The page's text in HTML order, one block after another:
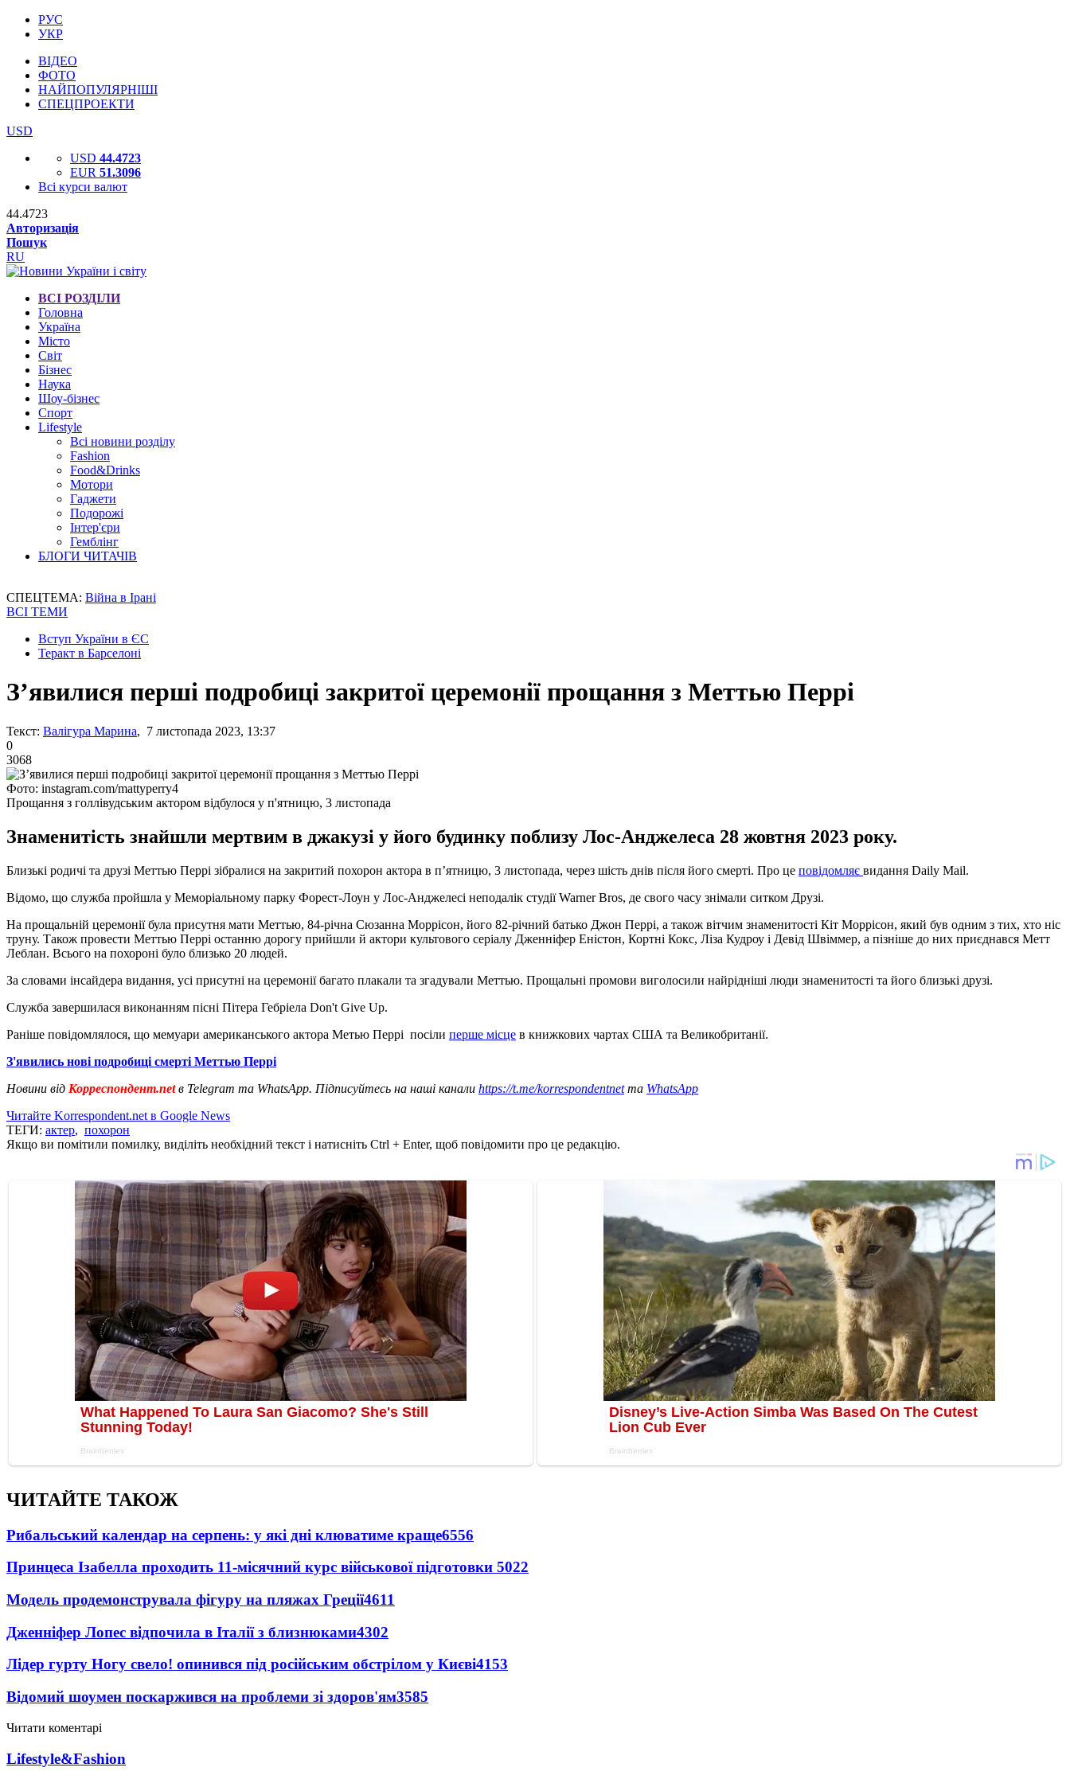
РУС
УКР
ВІДЕО
ФОТО
НАЙПОПУЛЯРНІШІ
СПЕЦПРОЕКТИ
USD
USD 44.4723
EUR 51.3096
Всі курси валют
44.4723
Авторизація
Пошук
RU
ВСІ РОЗДІЛИ
Головна
Україна
Місто
Світ
Бізнес
Наука
Шоу-бізнес
Спорт
Lifestyle
Всі новини розділу
Fashion
Food&Drinks
Мотори
Гаджети
Подорожі
Інтер'єри
Гемблінг
БЛОГИ ЧИТАЧІВ
СПЕЦТЕМА: Війна в Ірані
ВСІ ТЕМИ
Вступ України в ЄС
Теракт в Барселоні
З’явилися перші подробиці закритої церемонії прощання з Меттью Перрі
Текст: Валігура Марина, 7 листопада 2023, 13:37
0
3068
Фото: instagram.com/mattyperry4
Прощання з голлівудським актором відбулося у п'ятницю, 3 листопада
Знаменитість знайшли мертвим в джакузі у його будинку поблизу Лос-Анджелеса 28 жовтня 2023 року.
Близькі родичі та друзі Меттью Перрі зібралися на закритий похорон актора в п’ятницю, 3 листопада, через шість днів після його смерті. Про це повідомляє видання Daily Mail.
Відомо, що служба пройшла у Меморіальному парку Форест-Лоун у Лос-Анджелесі неподалік студії Warner Bros, де свого часу знімали ситком Друзі.
На прощальній церемонії була присутня мати Меттью, 84-річна Сюзанна Моррісон, його 82-річний батько Джон Перрі, а також вітчим знаменитості Кіт Моррісон, який був одним з тих, хто ніс
труну. Також провести Меттью Перрі останню дорогу прийшли й актори культового серіалу Дженніфер Еністон, Кортні Кокс, Ліза Кудроу і Девід Швіммер, а пізніше до них приєднався Метт
Леблан. Всього на похороні було близько 20 людей.
За словами інсайдера видання, усі присутні на церемонії багато плакали та згадували Меттью. Прощальні промови виголосили найрідніші люди знаменитості та його близькі друзі.
Служба завершилася виконанням пісні Пітера Гебріела Don't Give Up.
Раніше повідомлялося, що мемуари американського актора Метью Перрі посіли перше місце в книжкових чартах США та Великобританії.
З'явились нові подробиці смерті Меттью Перрі
Новини від Корреспондент.netв Telegram та WhatsApp. Підписуйтесь на наші канали https://t.me/korrespondentnetта WhatsApp
Читайте Korrespondent.net в Google News
ТЕГИ: актер, похорон
Якщо ви помітили помилку, виділіть необхідний текст і натисніть Ctrl + Enter, щоб повідомити про це редакцію.
ЧИТАЙТЕ ТАКОЖ
Рибальський календар на серпень: у які дні клюватиме краще6556
Принцеса Ізабелла проходить 11-місячний курс військової підготовки 5022
Модель продемонструвала фігуру на пляжах Греції4611
Дженніфер Лопес відпочила в Італії з близнюками4302
Лідер гурту Ногу свело! опинився під російським обстрілом у Києві4153
Відомий шоумен поскаржився на проблеми зі здоров'ям3585
Читати коментарі
Lifestyle&Fashion